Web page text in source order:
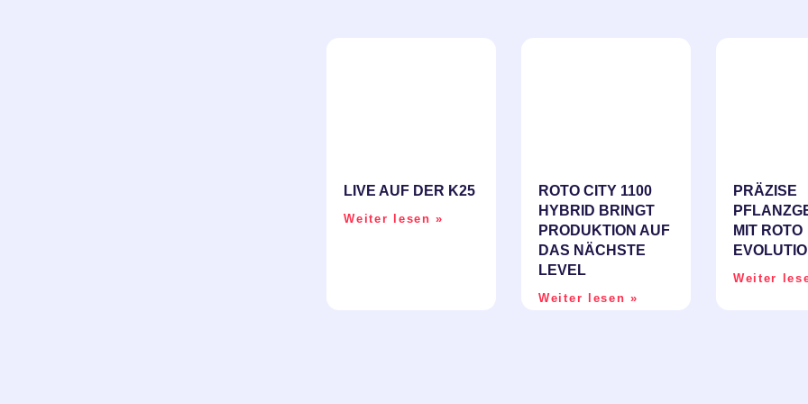
LIVE AUF DER K25
Weiter lesen »
ROTO CITY 1100
HYBRID BRINGT
PRODUKTION AUF
DAS NÄCHSTE
LEVEL
Weiter lesen »
PRÄZISE
IT ROTO E
Weiter